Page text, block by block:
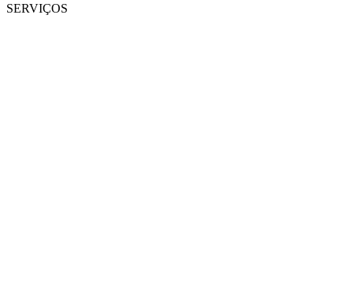
SERVIÇOS